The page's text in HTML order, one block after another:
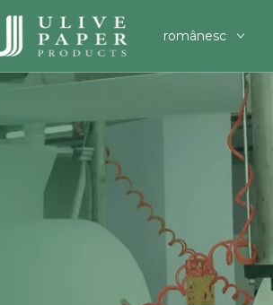
românesc
한국어
Filipino
svenska